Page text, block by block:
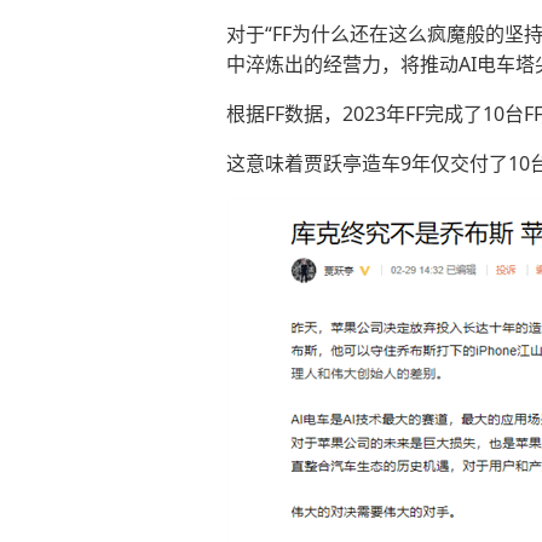
对于“FF为什么还在这么疯魔般的坚
中淬炼出的经营力，将推动AI电车
根据FF数据，2023年FF完成了10台
这意味着贾跃亭造车9年仅交付了10